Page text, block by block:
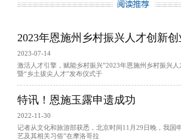
2023年恩施州乡村振兴人才创新
2023-07-14
激活人才引擎，赋能乡村振兴”2023年恩施州乡村振兴
暨“乡土拔尖人才”发布仪式于
特讯！恩施玉露申遗成功
2022-11-30
记者从文化和旅游部获悉，北京时间11月29日晚，我国
艺及其相关习俗”在摩洛哥拉